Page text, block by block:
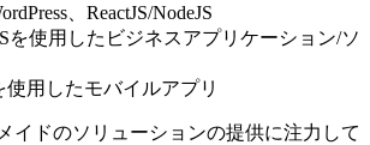
、ReactJS/NodeJS
を使用したビジネスアプリケーション/ソ
使用したモバイルアプリ
イドのソリューションの提供に注力して